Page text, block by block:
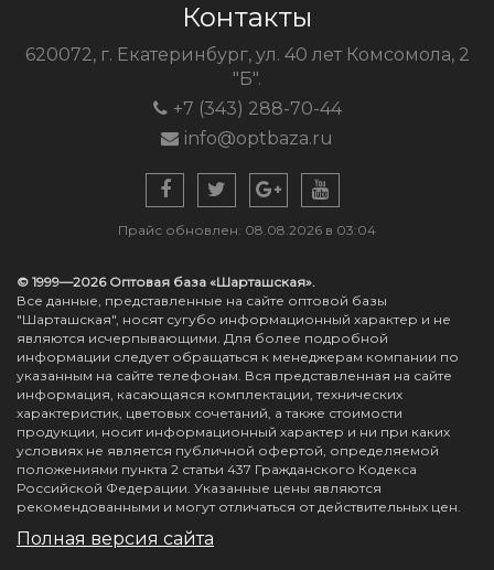
Контакты
620072, г. Екатеринбург, ул. 40 лет Комсомола, 2
"Б".
+7 (343) 288-70-44
info@optbaza.ru
Прайс обновлен: 08.08.2026 в 03:04
© 1999—2026 Оптовая база «Шарташская».
Все данные, представленные на сайте оптовой базы
"Шарташская", носят сугубо информационный характер и не
являются исчерпывающими. Для более подробной
информации следует обращаться к менеджерам компании по
указанным на сайте телефонам. Вся представленная на сайте
информация, касающаяся комплектации, технических
характеристик, цветовых сочетаний, а также стоимости
продукции, носит информационный характер и ни при каких
условиях не является публичной офертой, определяемой
положениями пункта 2 статьи 437 Гражданского Кодекса
Российской Федерации. Указанные цены являются
рекомендованными и могут отличаться от действительных цен.
Полная версия сайта